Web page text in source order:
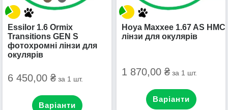
Essilor 1.6 Ormix
Transitions GEN S
фотохромні лінзи для
окулярів
6 450,00 ₴ за 1 шт.
Варіанти
Hoya Maxxee 1.67 AS HMC
лінзи для окулярів
1 870,00 ₴ за 1 шт.
Варіанти